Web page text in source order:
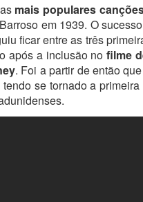
mais populares
em 1939. O
ficar entre as três
após a inclusão nofilme
. Foi a partir de então
se tornado a